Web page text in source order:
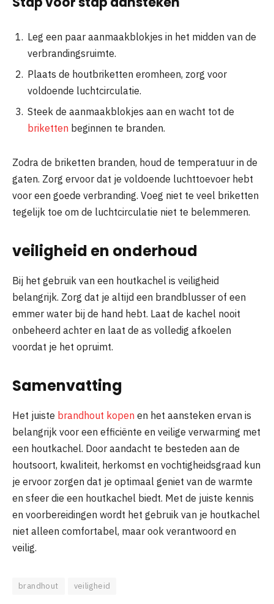
Leg een paar aanmaakblokjes in het midden van de
verbrandingsruimte.
Plaats de houtbriketten eromheen, zorg voor
voldoende luchtcirculatie.
Steek de aanmaakblokjes aan en wacht tot de
briketten beginnen te branden.
Zodra de briketten branden, houd de temperatuur in de
gaten. Zorg ervoor dat je voldoende luchttoevoer hebt
voor een goede verbranding. Voeg niet te veel briketten
tegelijk toe om de luchtcirculatie niet te belemmeren.
veiligheid en onderhoud
Bij het gebruik van een houtkachel is veiligheid
belangrijk. Zorg dat je altijd een brandblusser of een
emmer water bij de hand hebt. Laat de kachel nooit
onbeheerd achter en laat de as volledig afkoelen
voordat je het opruimt.
Samenvatting
Het juiste brandhout kopen en het aansteken ervan is
belangrijk voor een efficiënte en veilige verwarming met
een houtkachel. Door aandacht te besteden aan de
houtsoort, kwaliteit, herkomst en vochtigheidsgraad kun
je ervoor zorgen dat je optimaal geniet van de warmte
en sfeer die een houtkachel biedt. Met de juiste kennis
en voorbereidingen wordt het gebruik van je houtkachel
niet alleen comfortabel, maar ook verantwoord en
veilig.
brandhout veiligheid